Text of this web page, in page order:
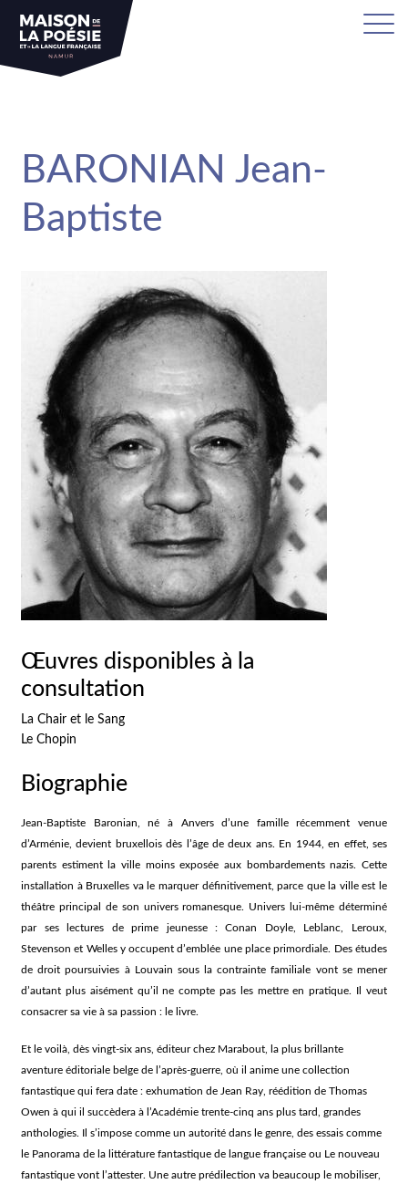
BARONIAN Jean-
Baptiste
Œuvres disponibles à la
consultation
La Chair et le Sang
Le Chopin
Biographie
Jean-Baptiste Baronian, né à Anvers d’une famille récemment venue
d’Arménie, devient bruxellois dès l’âge de deux ans. En 1944, en effet, ses
parents estiment la ville moins exposée aux bombardements nazis. Cette
installation à Bruxelles va le marquer définitivement, parce que la ville est le
théâtre principal de son univers romanesque. Univers lui-même déterminé
par ses lectures de prime jeunesse : Conan Doyle, Leblanc, Leroux,
Stevenson et Welles y occupent d’emblée une place primordiale. Des études
de droit poursuivies à Louvain sous la contrainte familiale vont se mener
d’autant plus aisément qu’il ne compte pas les mettre en pratique. Il veut
consacrer sa vie à sa passion : le livre.
Et le voilà, dès vingt-six ans, éditeur chez Marabout, la plus brillante
aventure éditoriale belge de l’après-guerre, où il anime une collection
fantastique qui fera date : exhumation de Jean Ray, réédition de Thomas
Owen à qui il succèdera à l’Académie trente-cinq ans plus tard, grandes
anthologies. Il s’impose comme un autorité dans le genre, des essais comme
le Panorama de la littérature fantastique de langue française ou Le nouveau
fantastique vont l’attester. Une autre prédilection va beaucoup le mobiliser,